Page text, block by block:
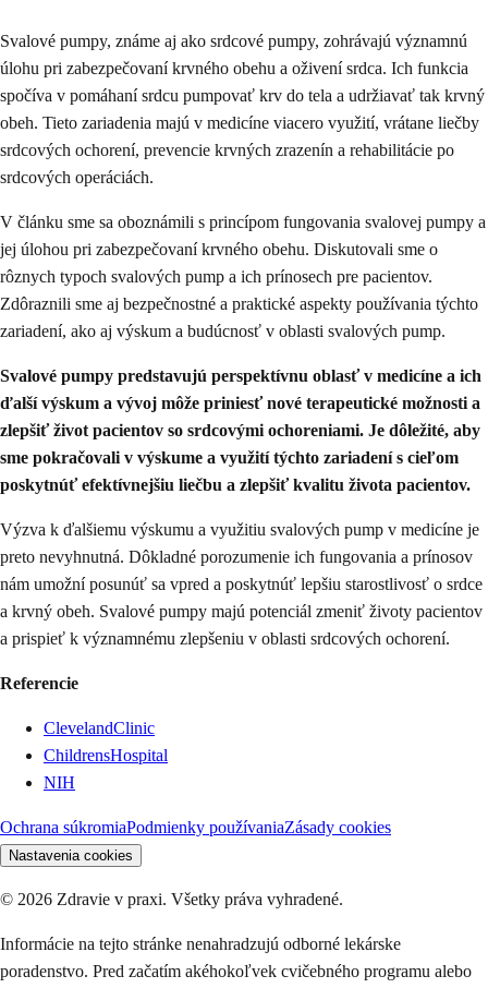
Svalové pumpy, známe aj ako srdcové pumpy, zohrávajú významnú
úlohu pri zabezpečovaní krvného obehu a oživení srdca. Ich funkcia
spočíva v pomáhaní srdcu pumpovať krv do tela a udržiavať tak krvný
obeh. Tieto zariadenia majú v medicíne viacero využití, vrátane liečby
srdcových ochorení, prevencie krvných zrazenín a rehabilitácie po
srdcových operáciách.
V článku sme sa oboznámili s princípom fungovania svalovej pumpy a
jej úlohou pri zabezpečovaní krvného obehu. Diskutovali sme o
rôznych typoch svalových pump a ich prínosech pre pacientov.
Zdôraznili sme aj bezpečnostné a praktické aspekty používania týchto
zariadení, ako aj výskum a budúcnosť v oblasti svalových pump.
Svalové pumpy predstavujú perspektívnu oblasť v medicíne a ich
ďalší výskum a vývoj môže priniesť nové terapeutické možnosti a
zlepšiť život pacientov so srdcovými ochoreniami. Je dôležité, aby
sme pokračovali v výskume a využití týchto zariadení s cieľom
poskytnúť efektívnejšiu liečbu a zlepšiť kvalitu života pacientov.
Výzva k ďalšiemu výskumu a využitiu svalových pump v medicíne je
preto nevyhnutná. Dôkladné porozumenie ich fungovania a prínosov
nám umožní posunúť sa vpred a poskytnúť lepšiu starostlivosť o srdce
a krvný obeh. Svalové pumpy majú potenciál zmeniť životy pacientov
a prispieť k významnému zlepšeniu v oblasti srdcových ochorení.
Referencie
ClevelandClinic
ChildrensHospital
NIH
Ochrana súkromiaPodmienky používaniaZásady cookies
Nastavenia cookies
© 2026 Zdravie v praxi. Všetky práva vyhradené.
Informácie na tejto stránke nenahradzujú odborné lekárske
poradenstvo. Pred začatím akéhokoľvek cvičebného programu alebo